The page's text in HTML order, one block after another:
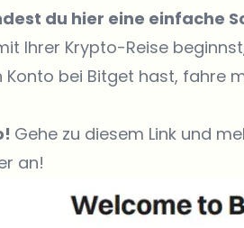
du hier eine einfache
Ihrer Krypto-Reise
bei Bitget hast, fahre
Gehe zu diesem Link und
an!